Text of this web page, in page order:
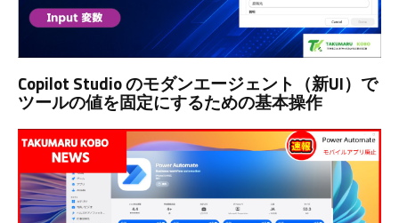
Copilot Studio のモダンエージェント（新UI）で
ツールの値を固定にするための基本操作